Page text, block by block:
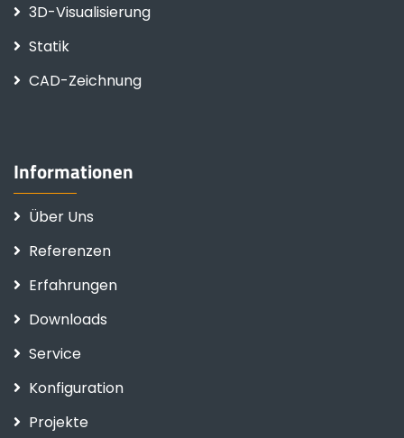
3D-Visualisierung
Statik
CAD-Zeichnung
Informationen
Über Uns
Referenzen
Erfahrungen
Downloads
Service
Konfiguration
Projekte